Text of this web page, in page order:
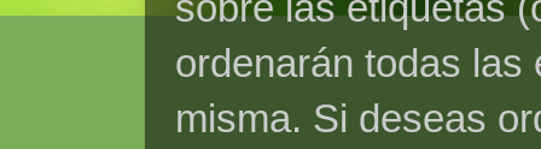
ordenarán todas las
misma. Si deseas